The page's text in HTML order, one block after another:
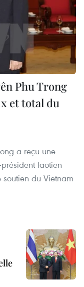
Phu Trong
et total du
a reçu une
laotien
du Vietnam